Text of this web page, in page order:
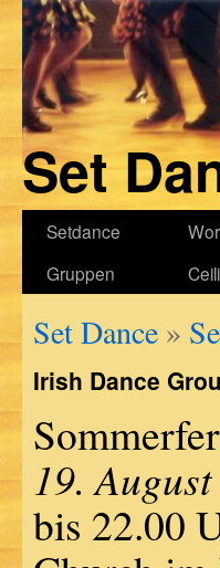
Set
Setdance
Gruppen
Set Dance »
Irish Dance
19.
bis 22.00